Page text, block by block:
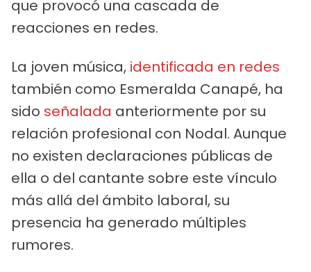
que provocó una cascada de
reacciones en redes.
La joven música, identificada en redes
también como Esmeralda Canapé, ha
sido señalada anteriormente por su
relación profesional con Nodal. Aunque
no existen declaraciones públicas de
ella o del cantante sobre este vínculo
más allá del ámbito laboral, su
presencia ha generado múltiples
rumores.